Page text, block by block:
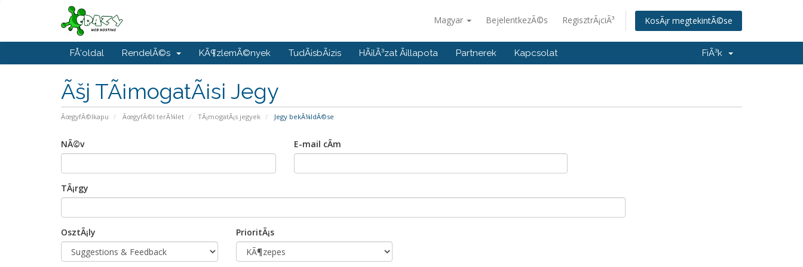
Magyar BejelentkezÃ©s RegisztrÃ¡ciÃ³ KosÃ¡r megtekintÃ©se
FÅ‘oldal RendelÃ©s KÃ¶zlemÃ©nyek TudÃ¡sbÃ¡zis HÃ¡lÃ³zat Ã¡llapota Partnerek Kapcsolat FiÃ³k
Ãšj TÃ¡mogatÃ¡si Jegy
ÃœgyfÃ©lkapu ÃœgyfÃ©l terÃ¼let TÃ¡mogatÃ¡s jegyek Jegy bekÃ¼ldÃ©se
NÃ©v E-mail cÃ­m
TÃ¡rgy
OsztÃ¡ly PrioritÃ¡s